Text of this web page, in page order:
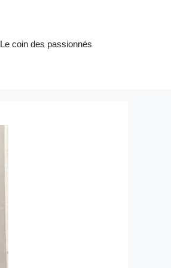
Le coin des passionnés